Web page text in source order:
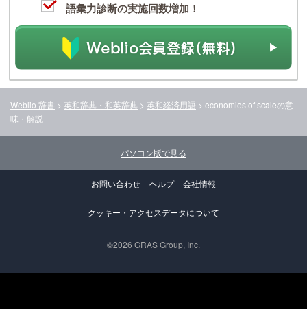
語彙力診断の実施回数増加！
Weblio 辞書 > 英和辞典・和英辞典 > 英和経済用語 > economies of scaleの意
味・解説
パソコン版で見る
お問い合わせ ヘルプ 会社情報
クッキー・アクセスデータについて
©2026 GRAS Group, Inc.